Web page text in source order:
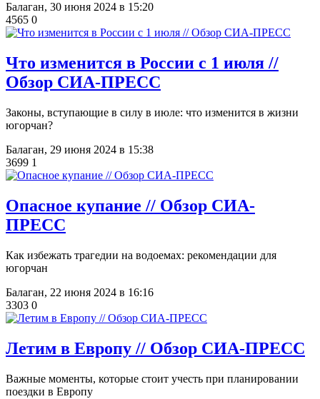
Балаган, 30 июня 2024 в 15:20
4565 0
​Что изменится в России с 1 июля //
Обзор СИА-ПРЕСС
Законы, вступающие в силу в июле: что изменится в жизни
югорчан?
Балаган, 29 июня 2024 в 15:38
3699 1
Опасное купание // Обзор СИА-
ПРЕСС
Как избежать трагедии на водоемах: рекомендации для
югорчан
Балаган, 22 июня 2024 в 16:16
3303 0
​Летим в Европу // Обзор СИА-ПРЕСС
Важные моменты, которые стоит учесть при планировании
поездки в Европу